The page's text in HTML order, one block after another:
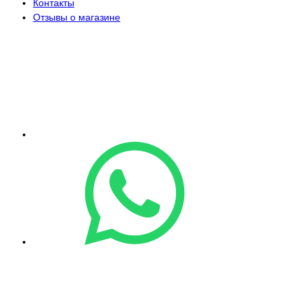
Контакты
Отзывы о магазине